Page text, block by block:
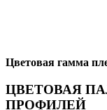
Цветовая гамма
ЦВЕТОВАЯ
ПРОФИЛЕЙ